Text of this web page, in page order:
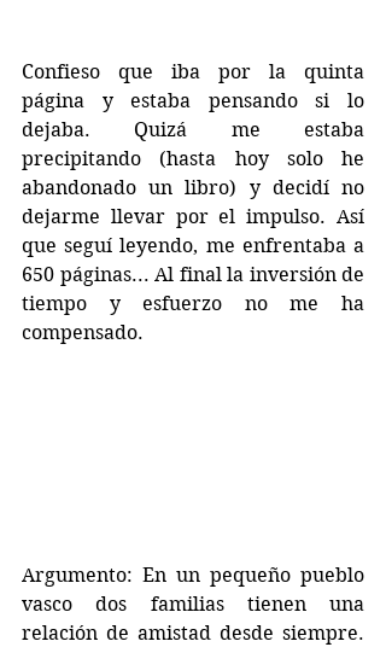
Confieso que iba por la quinta
página y estaba pensando si lo
dejaba. Quizá me estaba
precipitando (hasta hoy solo he
abandonado un libro) y decidí no
dejarme llevar por el impulso. Así
que seguí leyendo, me enfrentaba a
650 páginas... Al final la inversión de
tiempo y esfuerzo no me ha
compensado.
Argumento: En un pequeño pueblo
vasco dos familias tienen una
relación de amistad desde siempre.